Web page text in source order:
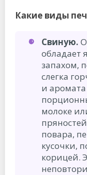
Какие виды
Свиную.
обладает
запахом,
слегка
и аромата
молоке
повара,
кусочки,
корицей.